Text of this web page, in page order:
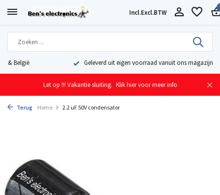
Incl.Excl.BTW
Geleverd uit eigen voorraad vanuit ons magazijn in Nederland
Let op !!! Vakantie sluiting. Klik hier voor meer info
Terug Home 2.2 uF 50V condensator